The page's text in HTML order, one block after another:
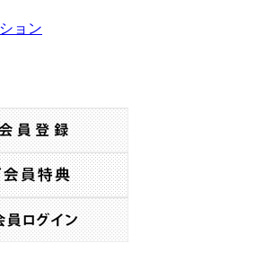
ョン